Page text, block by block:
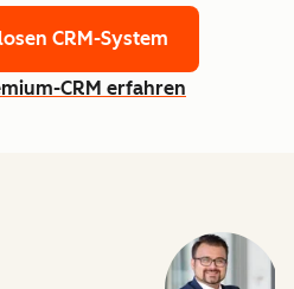
CRM-System
CRM erfahren